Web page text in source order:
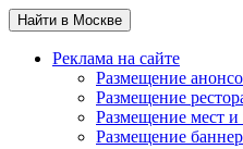
Найти в Москве
Реклама на сайте
Размещение
Размещение
Размещение мест
Размещение